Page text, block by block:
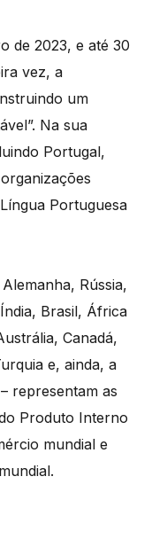
de 2023, e até 30
vez, a
um
Na sua
Portugal,
Portuguesa
Rússia,
Brasil, África
Canadá,
e, ainda, a
representam as
Produto Interno
mundial e